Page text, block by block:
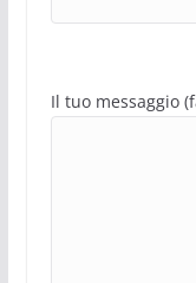
Il tuo messaggio